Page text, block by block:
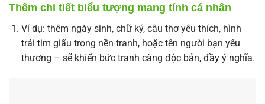
Thêm chi tiết biểu tượng mang tính cá nhân
Ví dụ: thêm ngày sinh, chữ ký, câu thơ yêu thích, hình
trái tim giấu trong nền tranh, hoặc tên người bạn yêu
thương – sẽ khiến bức tranh càng độc bản, đầy ý nghĩa.